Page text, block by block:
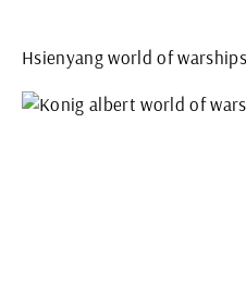
Hsienyang world of